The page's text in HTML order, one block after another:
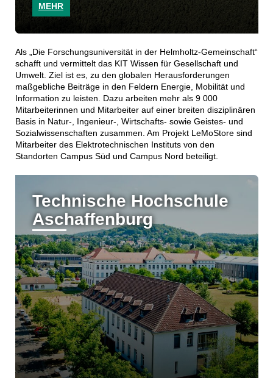
MEHR
Als „Die Forschungsuniversität in der Helmholtz-Gemeinschaft“
schafft und vermittelt das KIT Wissen für Gesellschaft und
Umwelt. Ziel ist es, zu den globalen Herausforderungen
maßgebliche Beiträge in den Feldern Energie, Mobilität und
Information zu leisten. Dazu arbeiten mehr als 9 000
Mitarbeiterinnen und Mitarbeiter auf einer breiten disziplinären
Basis in Natur-, Ingenieur-, Wirtschafts- sowie Geistes- und
Sozialwissenschaften zusammen. Am Projekt LeMoStore sind
Mitarbeiter des Elektrotechnischen Instituts von den
Standorten Campus Süd und Campus Nord beteiligt.
Technische Hochschule
Aschaffenburg